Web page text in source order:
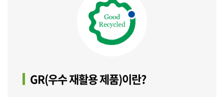
GR(우수 재활용 제품)이란?